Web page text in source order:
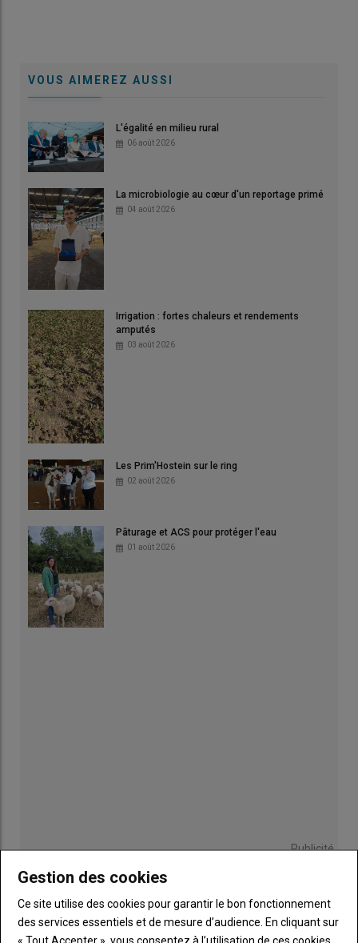
VOUS AIMEREZ AUSSI
L'égalité en milieu rural
06 août 2026
La microbiologie au cœur d'un reportage primé
04 août 2026
Irrigation : fortes chaleurs et rendements
amputés
03 août 2026
Les Prim'Hostein sur le ring
02 août 2026
Pâturage et ACS pour protéger l'eau
01 août 2026
Publicité
Sous-
titre
Vous êtes abonné(e)
Gestion des cookies
Ce site utilise des cookies pour garantir le bon fonctionnement
des services essentiels et de mesure d’audience. En cliquant sur
« Tout Accepter », vous consentez à l’utilisation de ces cookies